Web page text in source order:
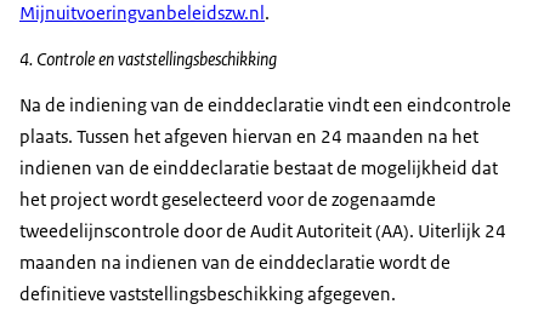
Mijnuitvoeringvanbeleidszw.nl .
4. Controle en vaststellingsbeschikking
Na de indiening van de einddeclaratie vindt een eindcontrole
plaats. Tussen het afgeven hiervan en 24 maanden na het
indienen van de einddeclaratie bestaat de mogelijkheid dat
het project wordt geselecteerd voor de zogenaamde
tweedelijnscontrole door de Audit Autoriteit (AA). Uiterlijk 24
maanden na indienen van de einddeclaratie wordt de
definitieve vaststellingsbeschikking afgegeven.